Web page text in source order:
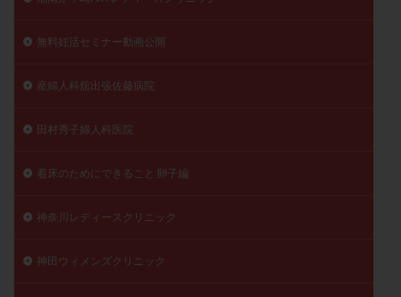
無料妊活セミナー動画公開
産婦人科舘出張佐藤病院
田村秀子婦人科医院
着床のためにできること 卵子編
神奈川レディースクリニック
神田ウィメンズクリニック